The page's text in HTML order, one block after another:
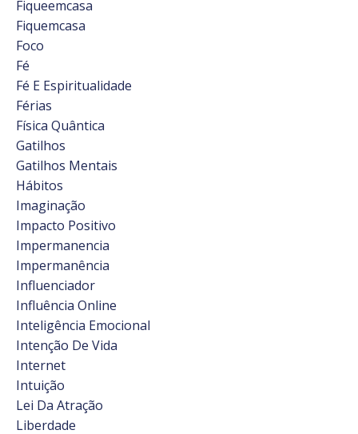
Fiqueemcasa
Fiquemcasa
Foco
Fé
Fé E Espiritualidade
Férias
Física Quântica
Gatilhos
Gatilhos Mentais
Hábitos
Imaginação
Impacto Positivo
Impermanencia
Impermanência
Influenciador
Influência Online
Inteligência Emocional
Intenção De Vida
Internet
Intuição
Lei Da Atração
Liberdade